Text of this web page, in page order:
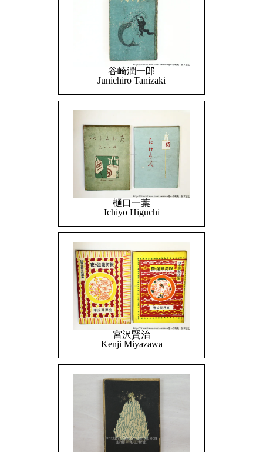
谷崎潤一郎
Junichiro Tanizaki
樋口一葉
Ichiyo Higuchi
宮沢賢治
Kenji Miyazawa